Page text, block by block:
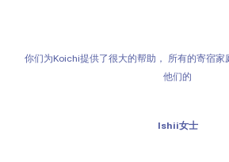
你们为Koichi提供了很大的帮助， 所有的寄宿
他们的
Ishii女士